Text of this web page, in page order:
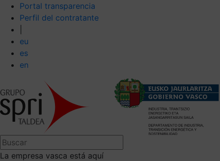
Portal transparencia
Perfil del contratante
eu
es
en
La empresa vasca está aquí